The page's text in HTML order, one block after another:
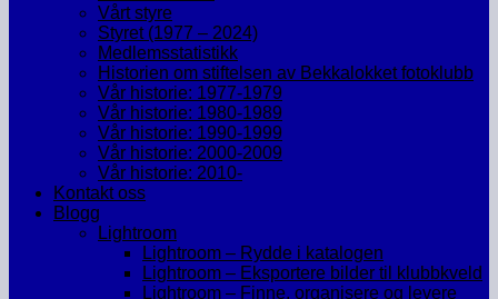
Vårt styre
Styret (1977 – 2024)
Medlemsstatistikk
Historien om stiftelsen av Bekkalokket fotoklubb
Vår historie: 1977-1979
Vår historie: 1980-1989
Vår historie: 1990-1999
Vår historie: 2000-2009
Vår historie: 2010-
Kontakt oss
Blogg
Lightroom
Lightroom – Rydde i katalogen
Lightroom – Eksportere bilder til klubbkveld
Lightroom – Finne, organisere og levere